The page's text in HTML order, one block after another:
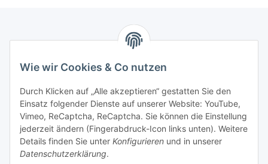
Wie wir Cookies & Co nutzen
Durch Klicken auf „Alle akzeptieren“ gestatten Sie den
Einsatz folgender Dienste auf unserer Website: YouTube,
Vimeo, ReCaptcha, ReCaptcha. Sie können die Einstellung
jederzeit ändern (Fingerabdruck-Icon links unten). Weitere
Details finden Sie unter Konfigurieren und in unserer
Datenschutzerklärung.
Marmey Aktionswaren
Markus Meyer
Fritz-Wallis-Str. 13
28832 Achim
Telefon: +4915142420171
E-Mail: verkauf@marmey-aktionswaren.de
Informationen